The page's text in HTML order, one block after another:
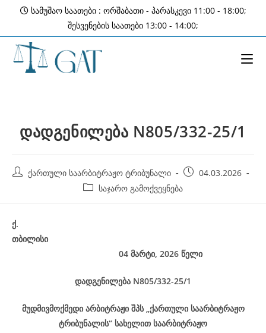
content
სამუშაო საათები : ორშაბათი - პარასკევი 11:00 - 18:00;
შესვენების საათები 13:00 - 14:00;
დადგენილება N805/332-25/1
Post ქართული საარბიტრაჟო ტრიბუნალი
Post04.03.2026
Post საჯარო გამოქვეყნება
ქ.
თბილისი
04 მარტი, 2026 წელი
დადგენილება N805/332-25/1
მუდმივმოქმედი არბიტრაჟი შპს „ქართული საარბიტრაჟო
ტრიბუნალის“ სახელით საარბიტრაჟო